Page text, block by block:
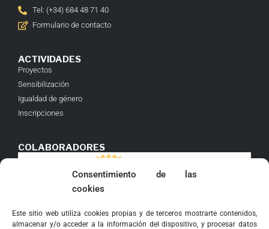
Consentimiento de las
cookies
Este sitio web utiliza cookies propias y de terceros mostrarte contenidos,
almacenar y/o acceder a la información del dispositivo, y procesar datos
Tel: (+34) 684 48 71 40
Formulario de contacto
ACTIVIDADES
Proyectos
Sensibilización
Igualdad de género
Inscripciones
COLABORADORES